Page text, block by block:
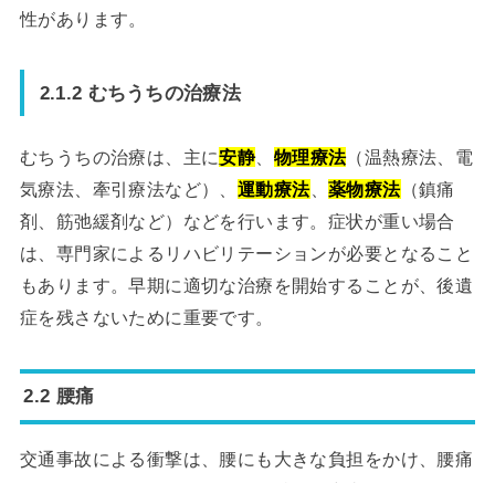
性があります。
2.1.2 むちうちの治療法
むちうちの治療は、主に安静、 物理療法（温熱療法、電
気療法、牽引療法など）、 運動療法、 薬物療法（鎮痛
剤、筋弛緩剤など）などを行います。症状が重い場合
は、専門家によるリハビリテーションが必要となること
もあります。早期に適切な治療を開始することが、後遺
症を残さないために重要です。
2.2 腰痛
交通事故による衝撃は、腰にも大きな負担をかけ、腰痛